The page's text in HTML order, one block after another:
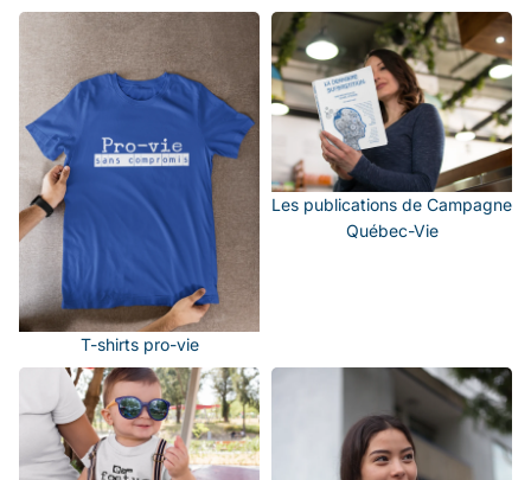
T-shirts pro-vie
T-shirts pro-vie
Les publications de Campagne
Québec-Vie
Les publications de Campagne
Québec-Vie
Vêtements pro-vie pour
enfants et bébés
Vêtements pro-vie pour